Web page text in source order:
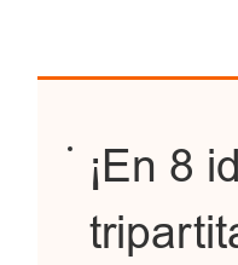
¡En 8